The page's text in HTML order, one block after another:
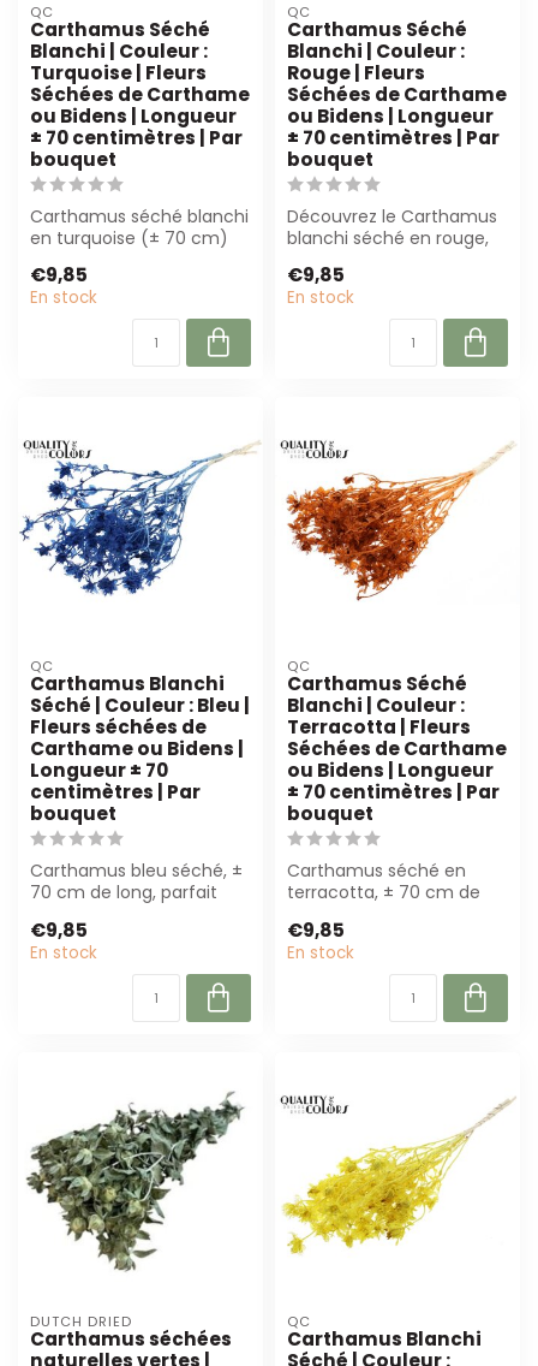
QC
Carthamus Séché
Blanchi | Couleur :
Turquoise | Fleurs
Séchées de Carthame
ou Bidens | Longueur
± 70 centimètres | Par
bouquet
Carthamus séché blanchi
en turquoise (± 70 cm)
unique pour l...
€9,85
En stock
QC
Carthamus Séché
Blanchi | Couleur :
Rouge | Fleurs
Séchées de Carthame
ou Bidens | Longueur
± 70 centimètres | Par
bouquet
Découvrez le Carthamus
blanchi séché en rouge,
70 cm. P...
€9,85
En stock
QC
Carthamus Blanchi
Séché | Couleur : Bleu |
Fleurs séchées de
Carthame ou Bidens |
Longueur ± 70
centimètres | Par
bouquet
Carthamus bleu séché, ±
70 cm de long, parfait
les projet...
€9,85
En stock
QC
Carthamus Séché
Blanchi | Couleur :
Terracotta | Fleurs
Séchées de Carthame
ou Bidens | Longueur
± 70 centimètres | Par
bouquet
Carthamus séché en
terracotta, ± 70 cm de
bouquets et déc...
€9,85
En stock
DUTCH DRIED
Carthamus séchées
naturelles vertes |
QC
Carthamus Blanchi
Séché | Couleur :